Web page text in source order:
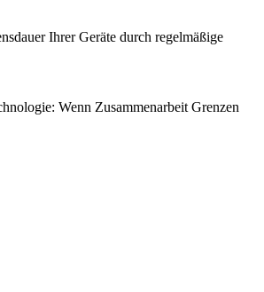
Ihrer Geräte durch regelmäßige
Wenn Zusammenarbeit Grenzen